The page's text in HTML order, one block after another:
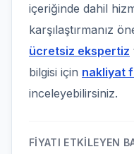
içeriğinde dahil
karşılaştırmanız
ücretsiz ekspertiz
bilgisi için nakliyat
inceleyebilirsiniz.
FIYATI ETKILEYEN